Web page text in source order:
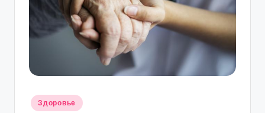
Опубликовано
Здоровье